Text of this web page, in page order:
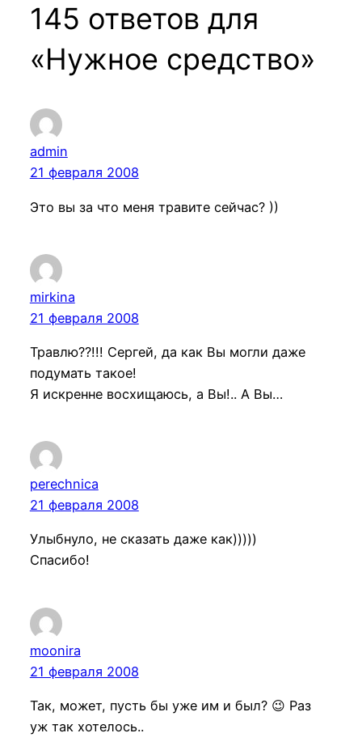
145 ответов для
«Нужное средство»
admin
21 февраля 2008
Это вы за что меня травите сейчас? ))
mirkina
21 февраля 2008
Травлю??!!! Сергей, да как Вы могли даже
подумать такое!
Я искренне восхищаюсь, а Вы!.. А Вы…
perechnica
21 февраля 2008
Улыбнуло, не сказать даже как)))))
Спасибо!
moonira
21 февраля 2008
Так, может, пусть бы уже им и был? 😉 Раз
уж так хотелось..